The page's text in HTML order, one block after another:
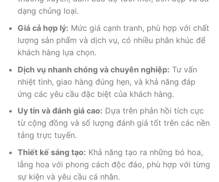
dạng chủng loại.
Giá cả hợp lý: Mức giá cạnh tranh, phù hợp với chất
lượng sản phẩm và dịch vụ, có nhiều phân khúc để
khách hàng lựa chọn.
Dịch vụ nhanh chóng và chuyên nghiệp: Tư vấn
nhiệt tình, giao hàng đúng hẹn, và khả năng đáp
ứng các yêu cầu đặc biệt của khách hàng.
Uy tín và đánh giá cao: Dựa trên phản hồi tích cực
từ cộng đồng và số lượng đánh giá tốt trên các nền
tảng trực tuyến.
Thiết kế sáng tạo: Khả năng tạo ra những bó hoa,
lẵng hoa với phong cách độc đáo, phù hợp với từng
sự kiện và yêu cầu cá nhân.